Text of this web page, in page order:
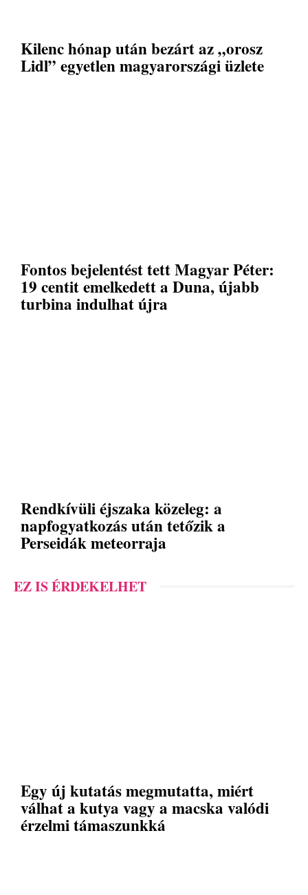
Kilenc hónap után bezárt az „orosz
Lidl” egyetlen magyarországi üzlete
Fontos bejelentést tett Magyar Péter:
19 centit emelkedett a Duna, újabb
turbina indulhat újra
Rendkívüli éjszaka közeleg: a
napfogyatkozás után tetőzik a
Perseidák meteorraja
EZ IS ÉRDEKELHET
Egy új kutatás megmutatta, miért
válhat a kutya vagy a macska valódi
érzelmi támaszunkká